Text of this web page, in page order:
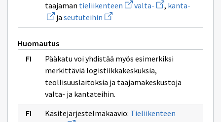
ikkunan
taajaman tieliikenteen Avaa
uuden
sivulle
valta- Avaa
uuden
sivulle
, kanta-
sivulle
ja seututeihin Avaa
uuden
ikkunan
Huomautus
Pääkatu voi yhdistää myös esimerkiksi
merkittäviä logistiikkakeskuksia,
teollisuuslaitoksia ja taajamakeskustoja
valta- ja kantateihin.
Käsitejärjestelmäkaavio: Tieliikenteen